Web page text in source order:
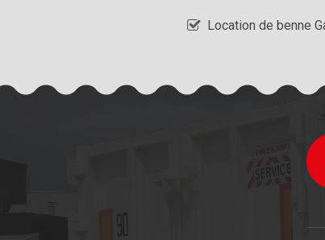
Location de benne